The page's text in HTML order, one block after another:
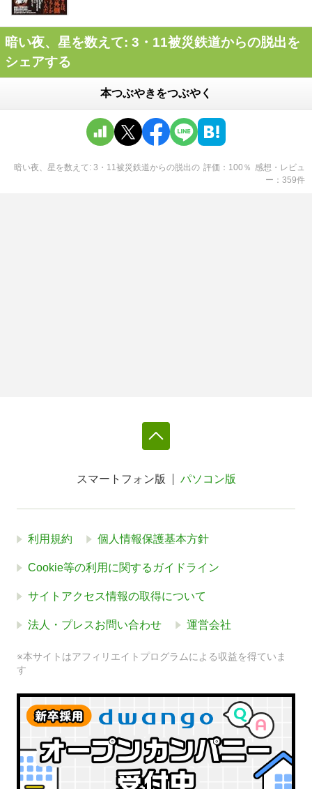
暗い夜、星を数えて: 3・11被災鉄道からの脱出を
シェアする
本つぶやきをつぶやく
暗い夜、星を数えて: 3・11被災鉄道からの脱出の 評価 100 ％ 感想・レビュ
ー
359件
スマートフォン版 パソコン版
利用規約 個人情報保護基本方針
Cookie等の利用に関するガイドライン
サイトアクセス情報の取得について
法人・プレスお問い合わせ 運営会社
※本サイトはアフィリエイトプログラムによる収益を得ていま
す